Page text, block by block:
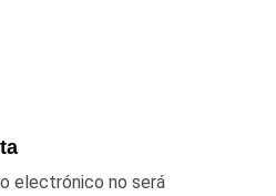
electrónico no será